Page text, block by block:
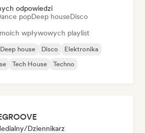
odpowiedzi
popDeep houseDisco
wpływowych playlist
Deep house Disco
Elektronika
Tech House Techno
Dziennikarz